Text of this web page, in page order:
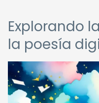
Explorando
la poesía